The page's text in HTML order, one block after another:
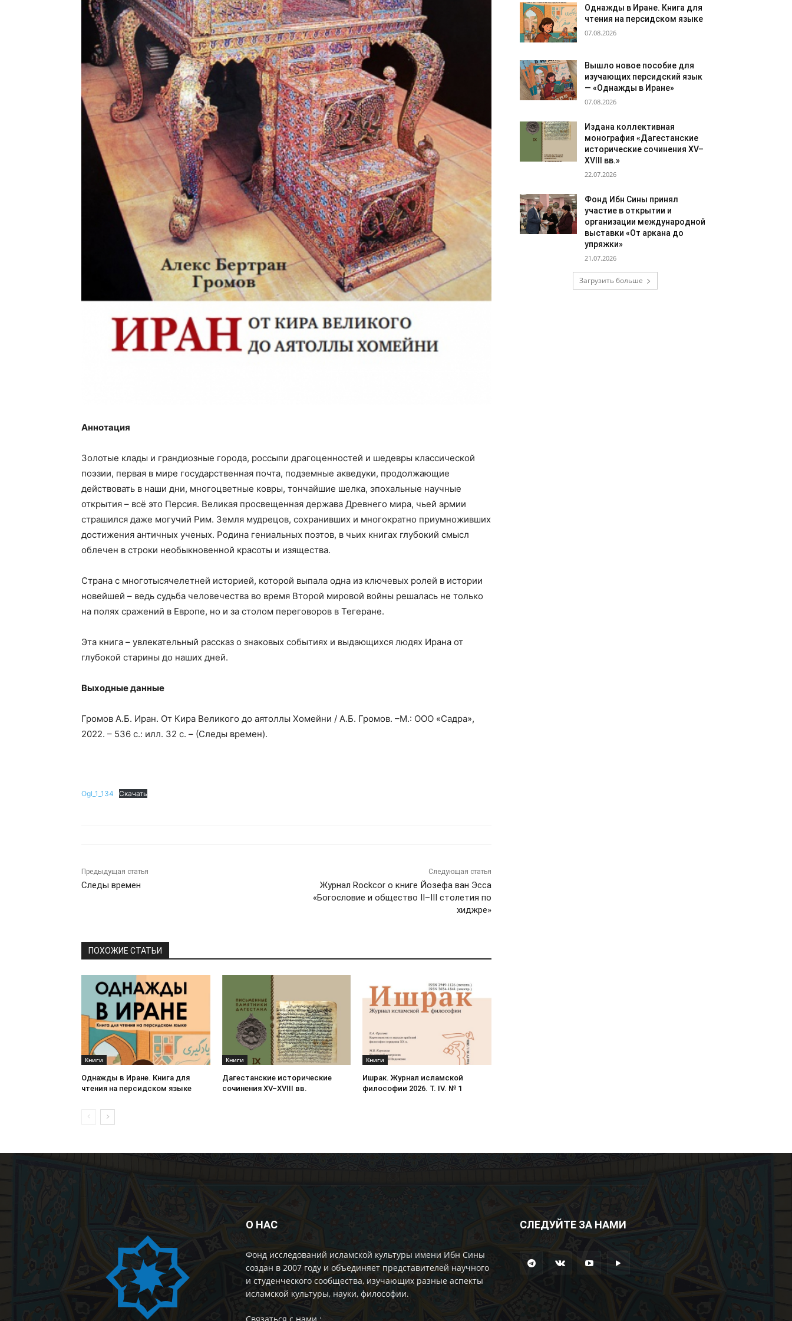
Аннотация
Золотые клады и грандиозные города, россыпи драгоценностей и шедевры классической
поэзии, первая в мире государственная почта, подземные акведуки, продолжающие
действовать в наши дни, многоцветные ковры, тончайшие шелка, эпохальные научные
открытия – всё это Персия. Великая просвещенная держава Древнего мира, чьей армии
страшился даже могучий Рим. Земля мудрецов, сохранивших и многократно приумноживших
достижения античных ученых. Родина гениальных поэтов, в чьих книгах глубокий смысл
облечен в строки необыкновенной красоты и изящества.
Страна с многотысячелетней историей, которой выпала одна из ключевых ролей в истории
новейшей – ведь судьба человечества во время Второй мировой войны решалась не только
на полях сражений в Европе, но и за столом переговоров в Тегеране.
Эта книга – увлекательный рассказ о знаковых событиях и выдающихся людях Ирана от
глубокой старины до наших дней.
Выходные данные
Громов А.Б. Иран. От Кира Великого до аятоллы Хомейни / А.Б. Громов. –М.: ООО «Садра»,
2022. – 536 с.: илл. 32 с. – (Следы времен).
Ogl_1_134 Скачать
Предыдущая статья
Следы времен
Следующая статья
Журнал Rockcor о книге Йозефа ван Эсса
«Богословие и общество II–III столетия по
хиджре»
ПОХОЖИЕ СТАТЬИ
Книги
Однажды в Иране. Книга для
чтения на персидском языке
Книги
Дагестанские исторические
сочинения XV–XVIII вв.
Книги
Ишрак. Журнал исламской
философии 2026. Т. IV. № 1
Однажды в Иране. Книга для
чтения на персидском языке
07.08.2026
Вышло новое пособие для
изучающих персидский язык
— «Однажды в Иране»
07.08.2026
Издана коллективная
монография «Дагестанские
исторические сочинения XV–
XVIII вв.»
22.07.2026
Фонд Ибн Сины принял
участие в открытии и
организации международной
выставки «От аркана до
упряжки»
21.07.2026
Загрузить больше
О НАС
Фонд исследований исламской культуры имени Ибн Сины
создан в 2007 году и объединяет представителей научного
и студенческого сообщества, изучающих разные аспекты
исламской культуры, науки, философии.
СЛЕДУЙТЕ ЗА НАМИ